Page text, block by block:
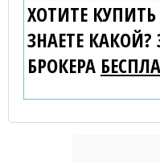
ХОТИТЕ
ЗНАЕТЕ КАКОЙ?
БРОКЕРА